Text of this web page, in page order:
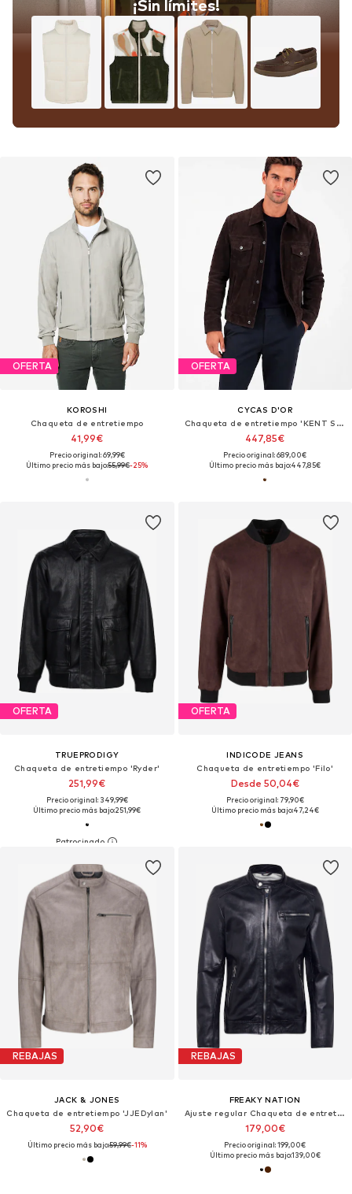
¡Sin límites!
OFERTA
KOROSHI
Chaqueta de entretiempo
41,99€
Precio original: 69,99€
Último precio más bajo:55,99€-25%
OFERTA
CYCAS D'OR
Chaqueta de entretiempo 'KENT SUEDE'
447,85€
Precio original: 689,00€
Último precio más bajo:447,85€
OFERTA
TRUEPRODIGY
Chaqueta de entretiempo 'Ryder'
251,99€
Precio original: 349,99€
Último precio más bajo:251,99€
OFERTA
INDICODE JEANS
Chaqueta de entretiempo 'Filo'
Desde 50,04€
Precio original: 79,90€
Último precio más bajo:47,24€
REBAJAS
JACK & JONES
Chaqueta de entretiempo 'JJEDylan'
52,90€
Último precio más bajo:59,99€-11%
REBAJAS
FREAKY NATION
Ajuste regular Chaqueta de entretiempo 'Lucky Jim'
179,00€
Precio original: 199,00€
Último precio más bajo:139,00€